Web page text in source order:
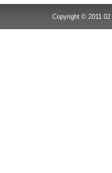
Copyright © 2011